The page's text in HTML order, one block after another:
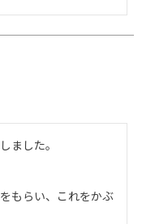
ました。
もらい、これをかぶ